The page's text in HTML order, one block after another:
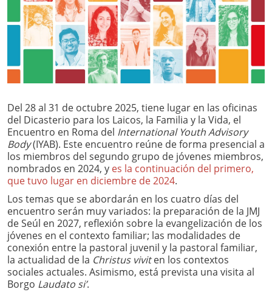
Del 28 al 31 de octubre 2025, tiene lugar en las oficinas
del Dicasterio para los Laicos, la Familia y la Vida, el
Encuentro en Roma del International Youth Advisory
Body(IYAB). Este encuentro reúne de forma presencial a
los miembros del segundo grupo de jóvenes miembros,
nombrados en 2024, y es la continuación del primero,
que tuvo lugar en diciembre de 2024.
Los temas que se abordarán en los cuatro días del
encuentro serán muy variados: la preparación de la JMJ
de Seúl en 2027, reflexión sobre la evangelización de los
jóvenes en el contexto familiar; las modalidades de
conexión entre la pastoral juvenil y la pastoral familiar,
la actualidad de la Christus viviten los contextos
sociales actuales. Asimismo, está prevista una visita al
Borgo Laudato si’.